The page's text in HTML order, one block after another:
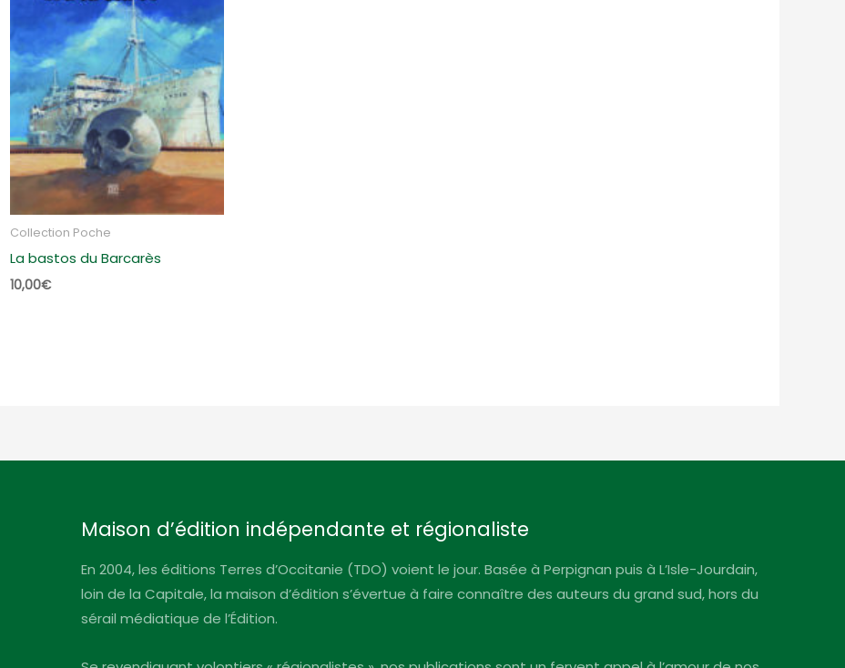
Collection Poche
La bastos du Barcarès
10,00€
Maison d’édition indépendante et régionaliste
En 2004, les éditions Terres d’Occitanie (TDO) voient le jour. Basée à Perpignan puis à L’Isle-Jourdain,
loin de la Capitale, la maison d’édition s’évertue à faire connaître des auteurs du grand sud, hors du
sérail médiatique de l’Édition.